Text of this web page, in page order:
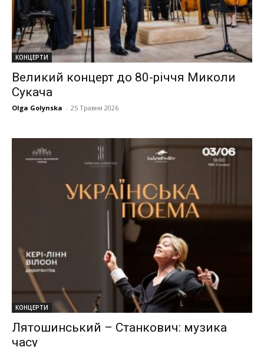
КОНЦЕРТИ
Великий концерт до 80-річчя Миколи
Сукача
Olga Golynska - 25 Травня 2026
КОНЦЕРТИ
Лятошинський – Станкович: музика
часу